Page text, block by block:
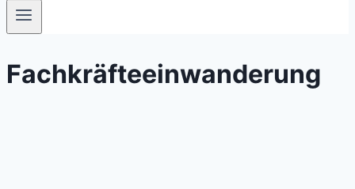
Fachkräfteeinwanderung